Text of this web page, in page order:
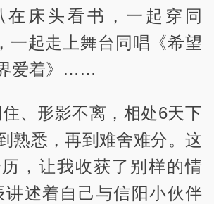
在床头看书，一起穿同
一起走上舞台同唱《希望
爱着》……
、形影不离，相处6天下
熟悉，再到难舍难分。这
，让我收获了别样的情
讲述着自己与信阳小伙伴